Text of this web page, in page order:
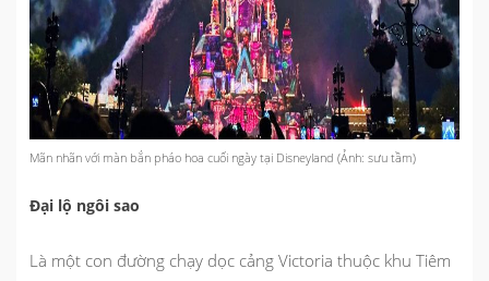
Mãn nhãn với màn bắn pháo hoa cuối ngày tại Disneyland (Ảnh: sưu tầm)
Đại lộ ngôi sao
Là một con đường chạy dọc cảng Victoria thuộc khu Tiêm